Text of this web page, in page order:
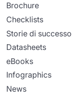
Brochure
Checklists
Storie di successo
Datasheets
eBooks
Infographics
News